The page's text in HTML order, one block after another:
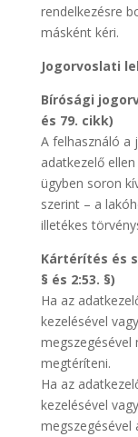
rendelkezésre
másként kéri.
Jogorvoslati
Bírósági
és 79. cikk)
A felhasználó a
adatkezelő
ügyben soron
szerint – a
illetékes
Kártérítés és
§ és 2:53. §)
Ha az
kezelésével
megtéríteni.
Ha az
kezelésével
megszegésével